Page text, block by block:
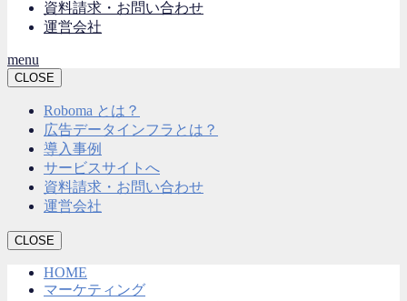
資料請求・お問い合わせ
運営会社
menu
CLOSE
Roboma とは？
広告データインフラとは？
導入事例
サービスサイトへ
資料請求・お問い合わせ
運営会社
CLOSE
HOME
マーケティング